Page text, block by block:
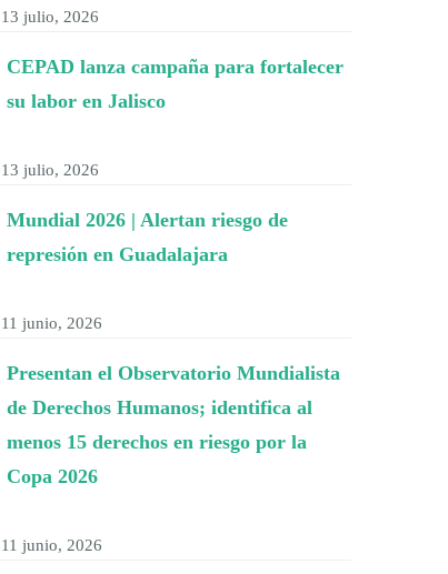
13 julio, 2026
CEPAD lanza campaña para fortalecer
su labor en Jalisco
13 julio, 2026
Mundial 2026 | Alertan riesgo de
represión en Guadalajara
11 junio, 2026
Presentan el Observatorio Mundialista
de Derechos Humanos; identifica al
menos 15 derechos en riesgo por la
Copa 2026
11 junio, 2026